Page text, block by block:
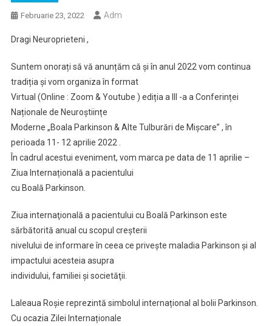
Februarie 23, 2022 Adm
Dragi Neuroprieteni ,
Suntem onorați să vă anunțăm că și în anul 2022 vom continua
tradiția și vom organiza în format
Virtual (Online : Zoom & Youtube ) ediția a III -a a Conferinței
Naționale de Neuroștiințe
Moderne „Boala Parkinson & Alte Tulburări de Mișcare” , în
perioada 11- 12 aprilie 2022 .
În cadrul acestui eveniment, vom marca pe data de 11 aprilie –
Ziua Internațională a pacientului
cu Boală Parkinson.
Ziua internaţională a pacientului cu Boală Parkinson este
sărbătorită anual cu scopul creşterii
nivelului de informare în ceea ce priveşte maladia Parkinson şi al
impactului acesteia asupra
individului, familiei şi societăţii.
Laleaua Roșie reprezintă simbolul internațional al bolii Parkinson.
Cu ocazia Zilei Internaționale